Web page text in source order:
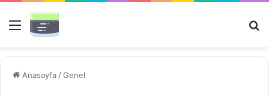
Menü
Anasayfa /Genel